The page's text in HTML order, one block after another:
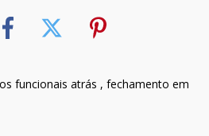
funcionais atrás , fechamento em